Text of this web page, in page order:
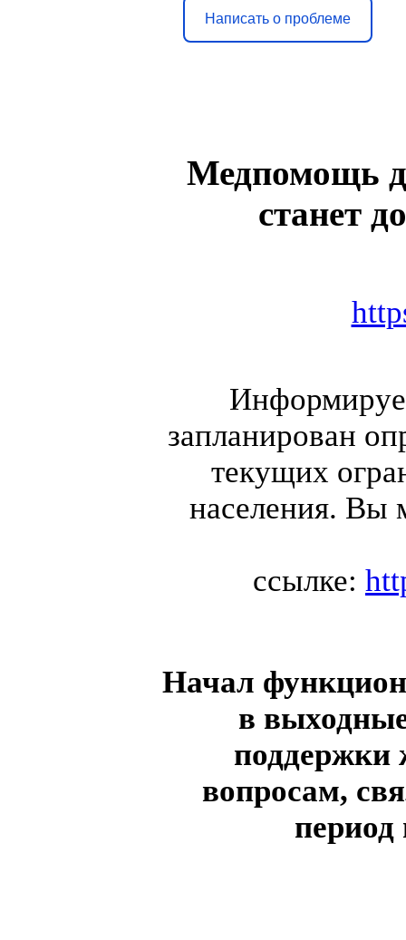
Написать о проблеме
Медпомощь
станет
запланирован
текущих
населения. Вы
ссылке:
Начал
в
поддержки
вопросам,